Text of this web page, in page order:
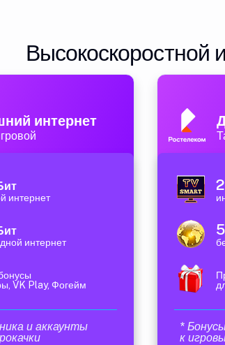
Высокоскоростной
интернет
интернет
интернет
VK Play, Фогейм
и аккаунты
*
к